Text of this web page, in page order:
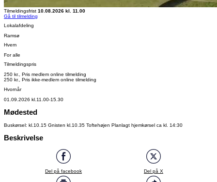
Tilmeldingsfrist 10.08.2026 kl. 11.00
Gå til tilmelding
Lokalafdeling
Ramsø
Hvem
For alle
Tilmeldingspris
250 kr., Pris medlem online tilmelding
250 kr., Pris ikke-medlem online tilmelding
Hvornår
01.09.2026 kl.11.00-15.30
Mødested
Buskørsel: kl.10.15 Gnisten kl.10.35 Toftehøjen Planlagt hjemkørsel ca kl. 14:30
Beskrivelse
Del på facebook Del på X